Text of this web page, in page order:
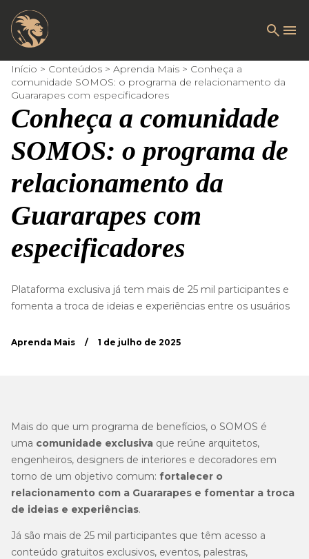
Início Conteúdos Aprenda Mais
Conheça a
comunidade SOMOS: o programa de relacionamento da
Guararapes com especificadores
Conheça a comunidade
SOMOS: o programa de
relacionamento da
Guararapes com
especificadores
Plataforma exclusiva já tem mais de 25 mil participantes e
fomenta a troca de ideias e experiências entre os usuários
Aprenda Mais / 1 de julho de 2025
Mais do que um programa de benefícios, o SOMOS é
uma comunidade exclusiva que reúne arquitetos,
engenheiros, designers de interiores e decoradores em
torno de um objetivo comum: fortalecer o
relacionamento com a Guararapes e fomentar a troca
de ideias e experiências.
Já são mais de 25 mil participantes que têm acesso a
conteúdo gratuitos exclusivos, eventos, palestras,